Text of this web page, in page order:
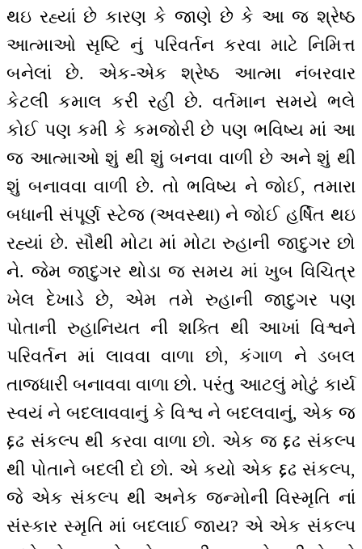
થઇ રહ્યાં છે કારણ કે જાણે છે કે આ જ શ્રેષ્ઠ
આત્માઓ સૃષ્ટિ નું પરિવર્તન કરવા માટે નિમિત્ત
બનેલાં છે. એક-એક શ્રેષ્ઠ આત્મા નંબરવાર
કેટલી કમાલ કરી રહી છે. વર્તમાન સમયે ભલે
કોઈ પણ કમી કે કમજોરી છે પણ ભવિષ્ય માં આ
જ આત્માઓ શું થી શું બનવા વાળી છે અને શું થી
શું બનાવવા વાળી છે. તો ભવિષ્ય ને જોઈ, તમારા
બધાની સંપૂર્ણ સ્ટેજ (અવસ્થા) ને જોઈ હર્ષિત થઇ
રહ્યાં છે. સૌથી મોટા માં મોટા રુહાની જાદુગર છો
ને. જેમ જાદુગર થોડા જ સમય માં ખુબ વિચિત્ર
ખેલ દેખાડે છે, એમ તમે રુહાની જાદુગર પણ
પોતાની રુહાનિયત ની શક્તિ થી આખાં વિશ્વને
પરિવર્તન માં લાવવા વાળા છો, કંગાળ ને ડબલ
તાજધારી બનાવવા વાળા છો. પરંતુ આટલું મોટું કાર્ય
સ્વયં ને બદલાવવાનું કે વિશ્વ ને બદલવાનું, એક જ
દ્દઢ સંકલ્પ થી કરવા વાળા છો. એક જ દ્દઢ સંકલ્પ
થી પોતાને બદલી દો છો. એ કયો એક દ્દઢ સંકલ્પ,
જે એક સંકલ્પ થી અનેક જન્મોની વિસ્મૃતિ નાં
સંસ્કાર સ્મૃતિ માં બદલાઈ જાય? એ એક સંકલ્પ